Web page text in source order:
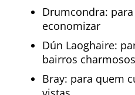
Drumcondra:
economizar
Dún Laoghaire:
bairros charmosos
Bray: para quem